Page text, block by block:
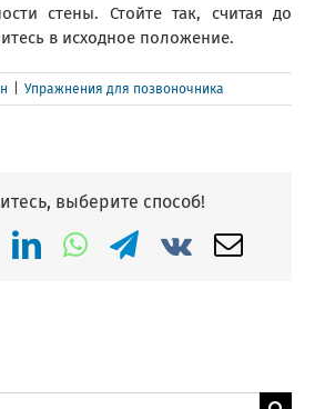
стены. Стойте так, считая до
в исходное положение.
Упражнения для позвоночника
выберите способ!
LinkedIn
WhatsApp
Telegram
Vk Email